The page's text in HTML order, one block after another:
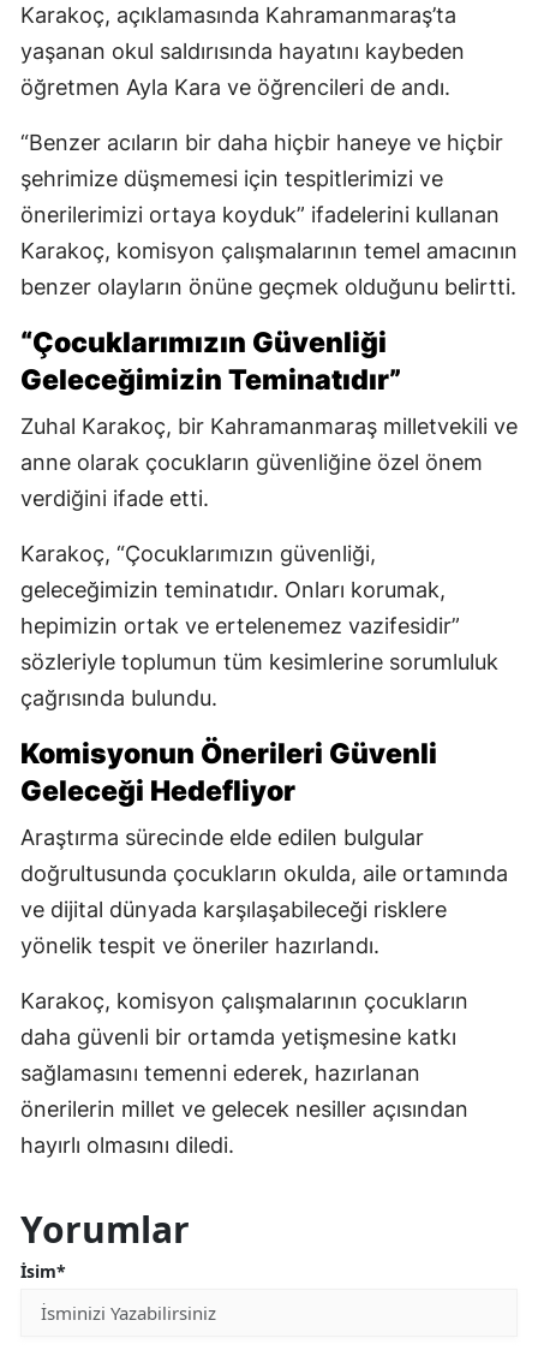
Karakoç, açıklamasında Kahramanmaraş’ta
yaşanan okul saldırısında hayatını kaybeden
öğretmen Ayla Kara ve öğrencileri de andı.
“Benzer acıların bir daha hiçbir haneye ve hiçbir
şehrimize düşmemesi için tespitlerimizi ve
önerilerimizi ortaya koyduk” ifadelerini kullanan
Karakoç, komisyon çalışmalarının temel amacının
benzer olayların önüne geçmek olduğunu belirtti.
“Çocuklarımızın Güvenliği
Geleceğimizin Teminatıdır”
Zuhal Karakoç, bir Kahramanmaraş milletvekili ve
anne olarak çocukların güvenliğine özel önem
verdiğini ifade etti.
Karakoç, “Çocuklarımızın güvenliği,
geleceğimizin teminatıdır. Onları korumak,
hepimizin ortak ve ertelenemez vazifesidir”
sözleriyle toplumun tüm kesimlerine sorumluluk
çağrısında bulundu.
Komisyonun Önerileri Güvenli
Geleceği Hedefliyor
Araştırma sürecinde elde edilen bulgular
doğrultusunda çocukların okulda, aile ortamında
ve dijital dünyada karşılaşabileceği risklere
yönelik tespit ve öneriler hazırlandı.
Karakoç, komisyon çalışmalarının çocukların
daha güvenli bir ortamda yetişmesine katkı
sağlamasını temenni ederek, hazırlanan
önerilerin millet ve gelecek nesiller açısından
hayırlı olmasını diledi.
Yorumlar
İsim*